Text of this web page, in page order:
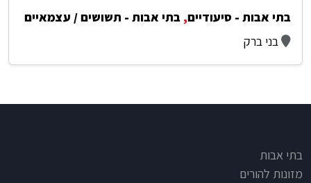
בתי אבות - סיעודיים, בתי אבות - תשושים / עצמאיים
בני ברק
Footer
בתי אבות
מזונות להורים